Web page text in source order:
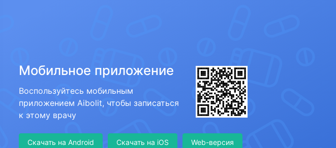
Мобильное приложение
Воспользуйтесь мобильным
приложением Aibolit, чтобы записаться
к этому врачу
Скачать на Android Скачать на iOS Web-версия